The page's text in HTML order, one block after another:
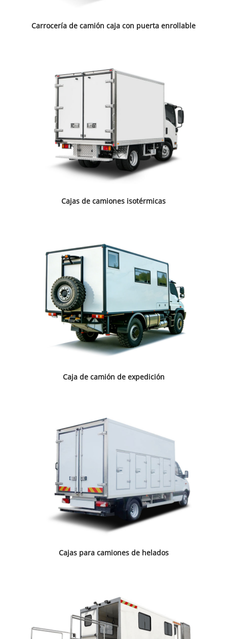
Carrocería de camión caja con puerta enrollable
Cajas de camiones isotérmicas
Caja de camión de expedición
Cajas para camiones de helados